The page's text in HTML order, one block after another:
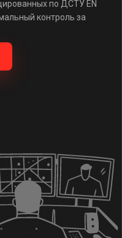
по ДСТУ EN
контроль за